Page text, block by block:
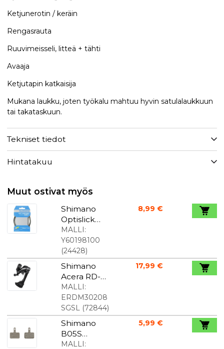
Ketjunerotin / keräin
Rengasrauta
Ruuvimeisseli, litteä + tähti
Avaaja
Ketjutapin katkaisija
Mukana laukku, joten työkalu mahtuu hyvin satulalaukkuun
tai takataskuun.
Tekniset tiedot
Hintatakuu
Muut ostivat myös
Shimano
Optislick
vaijeri 2100
x 1,2 mm
MALLI:
Y60198100
(24428)
8,99 €
Shimano
Acera RD-
M3020 7/8-
vaihteinen
takavaihtaja
MALLI:
ERDM30208
SGSL(72844)
17,99 €
Shimano
B05S
RX levyjarru
MALLI:
5,99 €